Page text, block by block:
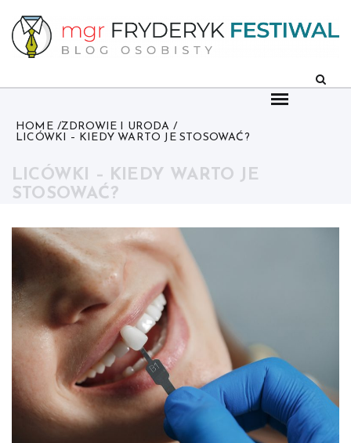
content
HOME
ZDROWIE I URODA
LICÓWKI – KIEDY WARTO JE STOSOWAĆ?
LICÓWKI – KIEDY WARTO JE
STOSOWAĆ?